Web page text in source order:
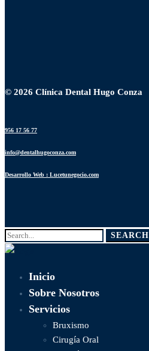
© 2026 Clínica Dental Hugo Conza
956 17 56 77
info@dentalhugoconza.com
Desarrollo Web : Lucetunegocio.com
Search
for:
SEARCH
Inicio
Sobre Nosotros
Servicios
Bruxismo
Cirugía Oral